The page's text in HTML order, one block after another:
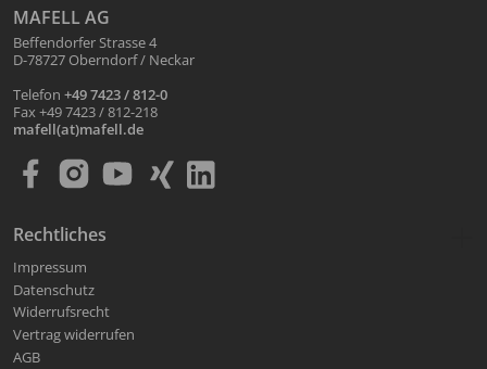
MAFELL AG
Beffendorfer Strasse 4
D-78727 Oberndorf / Neckar
Telefon +49 7423 / 812-0
Fax +49 7423 / 812-218
mafell(at)mafell.de
Rechtliches
Impressum
Datenschutz
Widerrufsrecht
Vertrag widerrufen
AGB